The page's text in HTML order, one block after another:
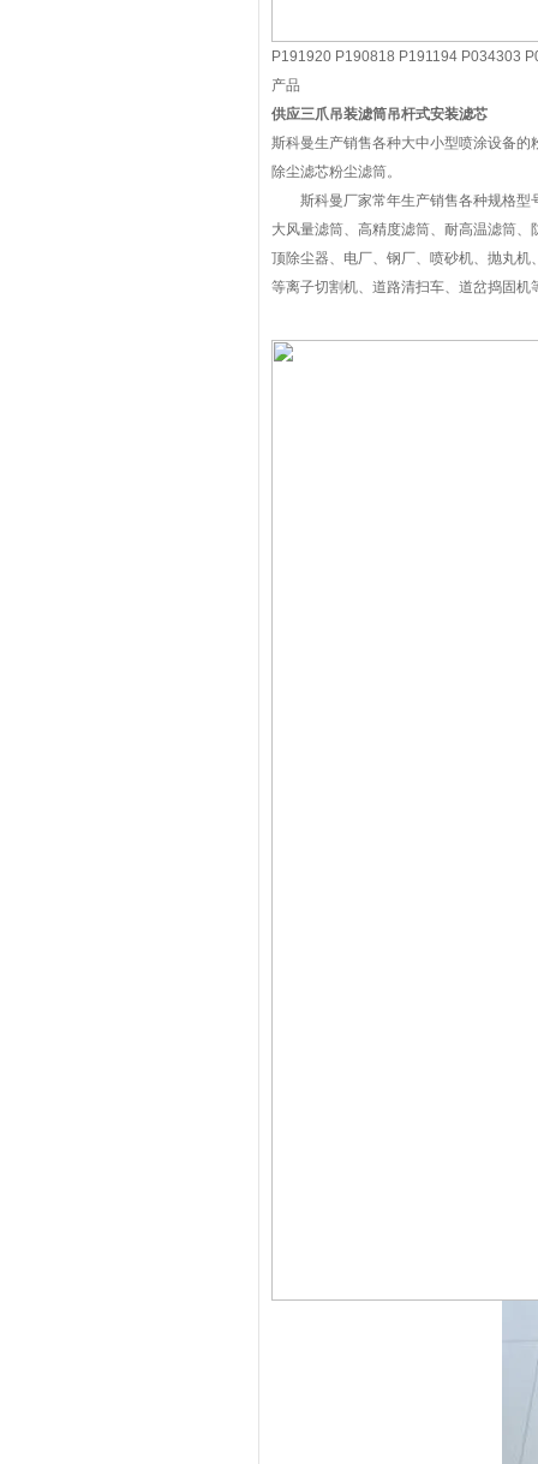
P191920 P190818 P191194 P034303
产品
供应三爪吊装滤筒吊杆式安装滤芯
斯科曼生产销售各种大中小型喷涂设备
除尘滤芯粉尘滤筒。
斯科曼厂家常年生产销售各种规格型
大风量滤筒、高精度滤筒、耐高温滤筒
顶除尘器、电厂、钢厂、喷砂机、抛丸
等离子切割机、道路清扫车、道岔捣固机